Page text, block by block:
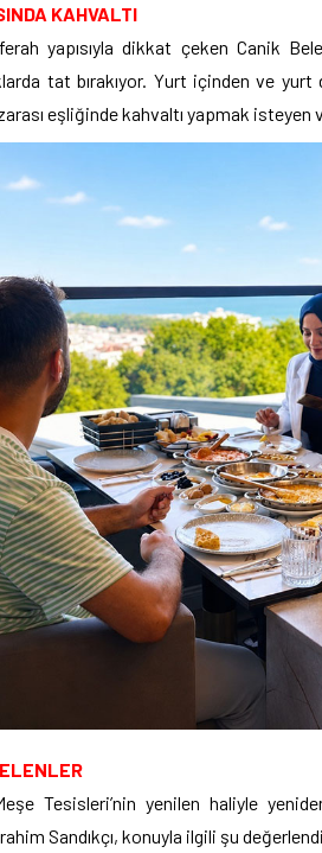
KAHVALTI
yapısıyla dikkat çeken Canik
tat bırakıyor. Yurt içinden ve yurt
eşliğinde kahvaltı yapmak isteyen
Tesisleri’nin yenilen haliyle
Sandıkçı, konuyla ilgili şu